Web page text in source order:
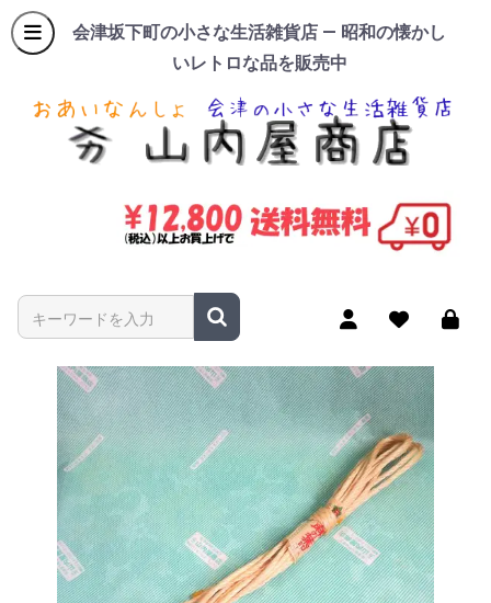
会津坂下町の小さな生活雑貨店 — 昭和の懐かし
いレトロな品を販売中
商品名やキーワードを入力